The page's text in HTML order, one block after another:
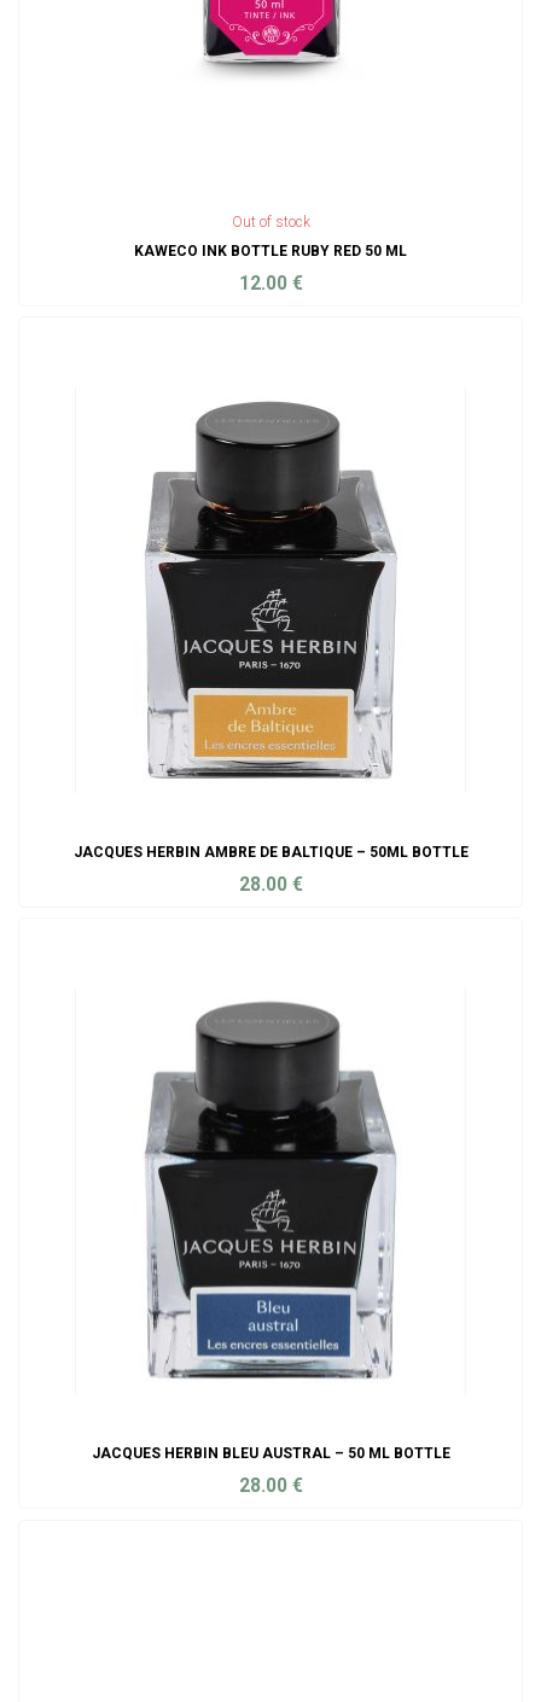
Out of stock
KAWECO INK BOTTLE RUBY RED 50 ML
12.00 €
JACQUES HERBIN AMBRE DE BALTIQUE – 50ML BOTTLE
28.00 €
JACQUES HERBIN BLEU AUSTRAL – 50 ML BOTTLE
28.00 €